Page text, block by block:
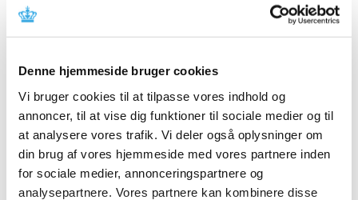
Denne hjemmeside bruger cookies
Vi bruger cookies til at tilpasse vores indhold og
annoncer, til at vise dig funktioner til sociale medier og til
at analysere vores trafik. Vi deler også oplysninger om
din brug af vores hjemmeside med vores partnere inden
for sociale medier, annonceringspartnere og
analysepartnere. Vores partnere kan kombinere disse
Bivona inderkanyle
Emner
Medicinsk udstyr
Alle (395)